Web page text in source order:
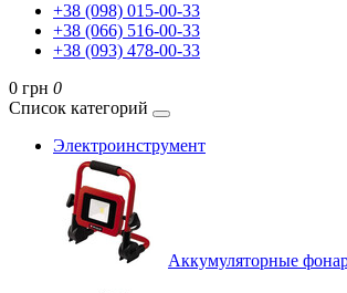
+38 (098) 015-00-33
+38 (066) 516-00-33
+38 (093) 478-00-33
0 грн 0
Список категорий
Электроинструмент
Аккумуляторные